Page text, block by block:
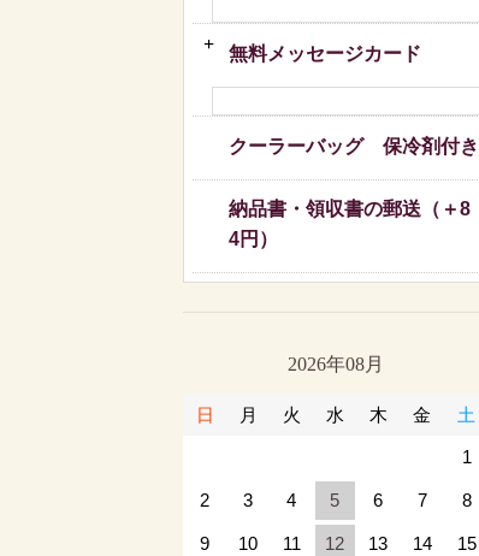
無料メッセージカード
クーラーバッグ 保冷剤付き
納品書・領収書の郵送（＋8
4円）
2026年08月
日 月 火 水 木 金 土
1
2 3 4 5 6 7 8
9 10 11 12 13 14 15